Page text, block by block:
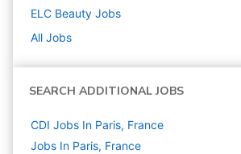
ELC Beauty Jobs
All Jobs
SEARCH ADDITIONAL JOBS
CDI Jobs In Paris, France
Jobs In Paris, France